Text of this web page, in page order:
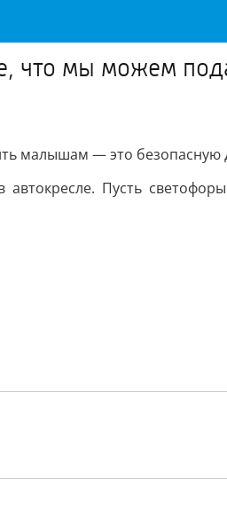
что мы можем
малышам — это безопасную
Пусть